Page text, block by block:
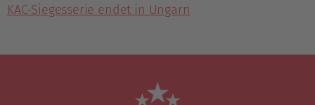
KAC-Siegesserie endet in Ungarn